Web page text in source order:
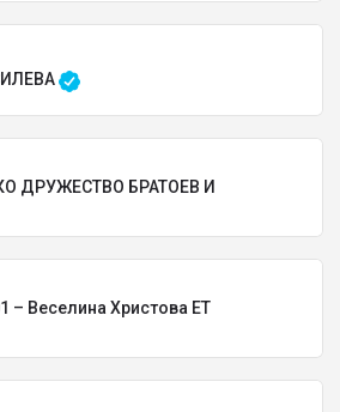
ДРУЖЕСТВО БРАТОЕВ И
– Веселина Христова ЕТ